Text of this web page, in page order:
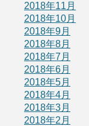
2018年11月
2018年10月
2018年9月
2018年8月
2018年7月
2018年6月
2018年5月
2018年4月
2018年3月
2018年2月